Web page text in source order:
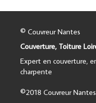
© Couvreur Nantes
Couverture, Toiture
Expert en couverture,
charpente
©2018 Couvreur Nantes